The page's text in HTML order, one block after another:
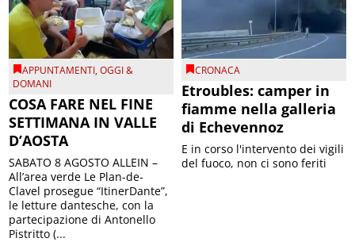
APPUNTAMENTI,OGGI &
DOMANI
COSA FARE NEL FINE
SETTIMANA IN VALLE
D’AOSTA
SABATO 8 AGOSTO ALLEIN –
All’area verde Le Plan-de-
Clavel prosegue “ItinerDante”,
le letture dantesche, con la
partecipazione di Antonello
Pistritto (...
CRONACA
Etroubles: camper in
fiamme nella galleria
di Echevennoz
E in corso l'intervento dei vigili
del fuoco, non ci sono feriti